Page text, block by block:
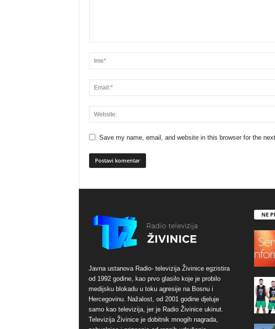
Save my name, email, and website in this browser for the
Javna ustanova Radio- televizija Živinice egzistira
od 1992 godine, kao prvo glasilo koje je probilo
medijsku blokadu u toku agresije na Bosnu i
Hercegovinu. Nažalost, od 2001 godine djeluje
samo kao televizija, jer je Radio Živinice ukinut.
Televizija Živinice je dobitnik mnogih nagrada,
NE